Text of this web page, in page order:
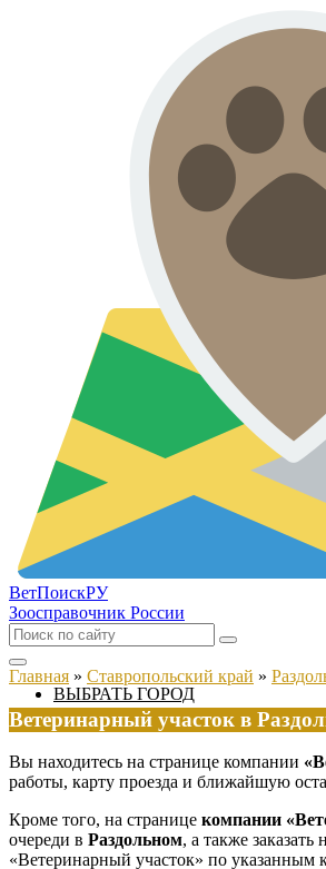
ВетПоискРУ
Зоосправочник России
ВЫБРАТЬ ГОРОД
Главная » Ставропольский край »
Ветеринарный участок в
Вы находитесь на странице компании
работы, карту проезда и ближайшую
Кроме того, на странице компании
очереди в Раздольном, а также
«Ветеринарный участок» по указанным